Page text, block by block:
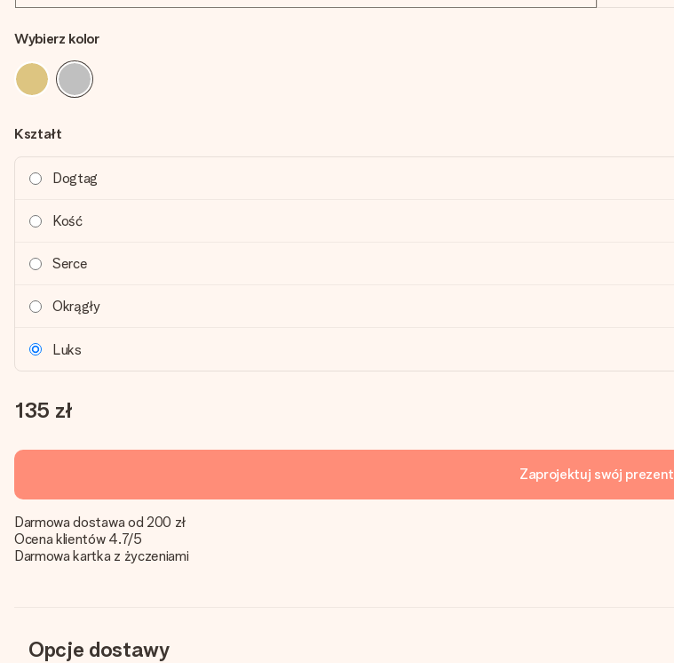
Wybierz kolor
Kształt
Dogtag
Kość
Serce
Okrągły
Luks
135 zł
Zaprojektuj swój prezent
Darmowa dostawa od 200 zł
Ocena klientów 4.7/5
Darmowa kartka z życzeniami
Opcje dostawy